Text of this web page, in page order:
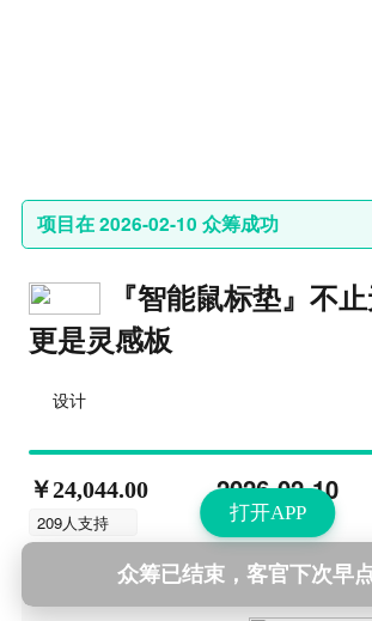
打开APP
项目在 2026-02-10 众筹成功
『智能鼠标垫』不
更是灵感板
设计
￥24,044.00
209人支持
2026-02-10
结束时间
第7次更新 2026-04-22
众筹已结束，客官下次早